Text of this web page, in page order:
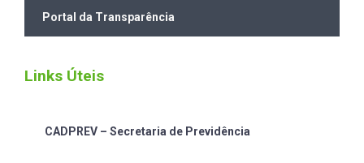
Portal da Transparência
Links Úteis
CADPREV – Secretaria de Previdência